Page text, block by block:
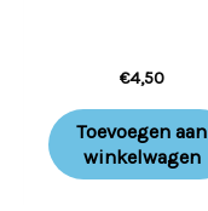
€4,50
Toevoegen aan
winkelwagen